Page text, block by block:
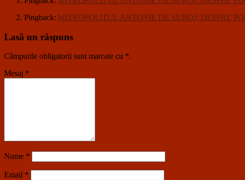
Pingback: MITROPOLITUL ANTONIE DE SUROJ: DESPRE
Lasă un răspuns
Câmpurile obligatorii sunt marcate cu *.
Mesaj *
Nume *
Email *